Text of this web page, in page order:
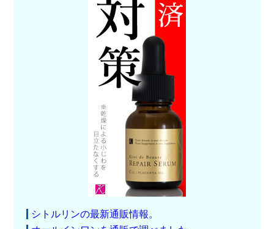
シトルリンの最新通販情報。